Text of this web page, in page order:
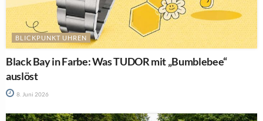
BLICKPUNKT UHREN
Black Bay in Farbe: Was TUDOR mit „Bumblebee“
auslöst
8. Juni 2026